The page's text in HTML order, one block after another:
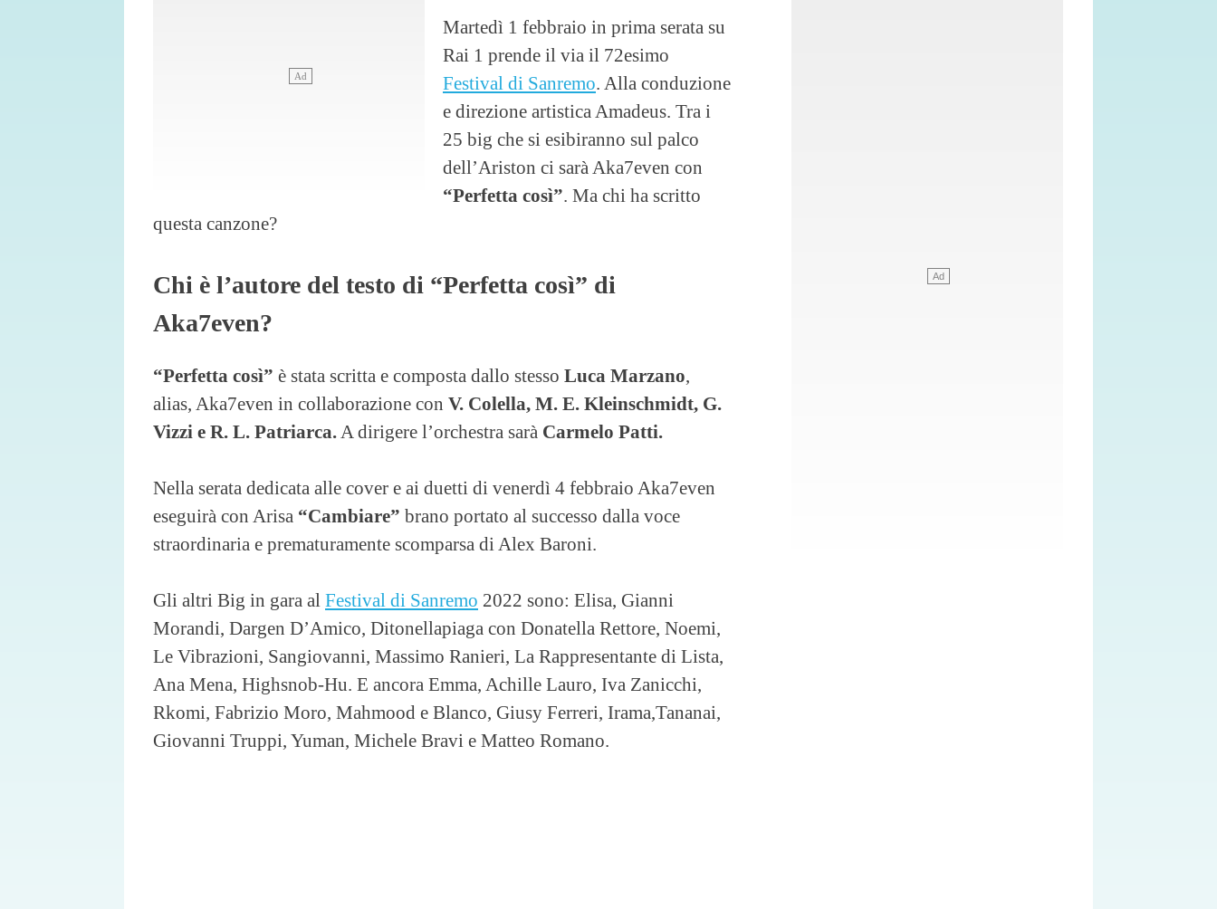
Martedì 1 febbraio in prima serata su
Rai 1 prende il via il 72esimo
Festival di Sanremo. Alla conduzione
e direzione artistica Amadeus. Tra i
25 big che si esibiranno sul palco
dell’Ariston ci sarà Aka7even con
“Perfetta così”. Ma chi ha scritto
questa canzone?
Chi è l’autore del testo di “Perfetta così” di
Aka7even?
“Perfetta così” è stata scritta e composta dallo stesso Luca Marzano,
alias, Aka7even in collaborazione con V. Colella, M. E. Kleinschmidt, G.
Vizzi e R. L. Patriarca. A dirigere l’orchestra sarà Carmelo Patti.
Nella serata dedicata alle cover e ai duetti di venerdì 4 febbraio Aka7even
eseguirà con Arisa “Cambiare” brano portato al successo dalla voce
straordinaria e prematuramente scomparsa di Alex Baroni.
Gli altri Big in gara al Festival di Sanremo 2022 sono: Elisa, Gianni
Morandi, Dargen D’Amico, Ditonellapiaga con Donatella Rettore, Noemi,
Le Vibrazioni, Sangiovanni, Massimo Ranieri, La Rappresentante di Lista,
Ana Mena, Highsnob-Hu. E ancora Emma, Achille Lauro, Iva Zanicchi,
Rkomi, Fabrizio Moro, Mahmood e Blanco, Giusy Ferreri, Irama,Tananai,
Giovanni Truppi, Yuman, Michele Bravi e Matteo Romano.